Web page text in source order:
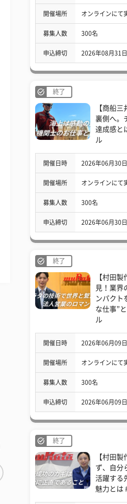
開催場所 オンラインにて
募集人数 300名
申込締切 2026年08月31
終了
【商船
裏側へ。
達成感と
ル
開催日時 2026年06月30
開催場所 オンラインにて
募集人数 300名
申込締切 2026年06月30
終了
【村田
見！業界
ンパクト
な仕事”
ル
開催日時 2026年06月09
開催場所 オンラインにて
募集人数 300名
申込締切 2026年06月09
終了
【村田
ず、自分
活躍する
魅力とは